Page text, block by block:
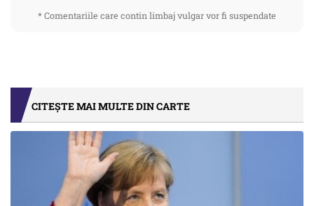
* Comentariile care contin limbaj vulgar vor fi suspendate
CITEȘTE MAI MULTE DIN CARTE